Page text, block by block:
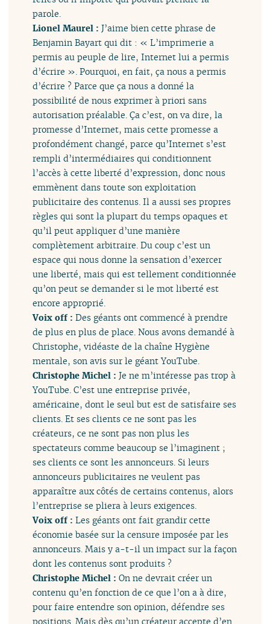
parole.
Lionel Maurel :J’aime bien cette phrase de
Benjamin Bayart qui dit : « L’imprimerie a
permis au peuple de lire, Internet lui a permis
d’écrire ». Pourquoi, en fait, ça nous a permis
d’écrire ? Parce que ça nous a donné la
possibilité de nous exprimer à priori sans
autorisation préalable. Ça c’est, on va dire, la
promesse d’Internet, mais cette promesse a
profondément changé, parce qu’Internet s’est
rempli d’intermédiaires qui conditionnent
l’accès à cette liberté d’expression, donc nous
emmènent dans toute son exploitation
publicitaire des contenus. Il a aussi ses propres
règles qui sont la plupart du temps opaques et
qu’il peut appliquer d’une manière
complètement arbitraire. Du coup c’est un
espace qui nous donne la sensation d’exercer
une liberté, mais qui est tellement conditionnée
qu’on peut se demander si le mot liberté est
encore approprié.
Voix off :Des géants ont commencé à prendre
de plus en plus de place. Nous avons demandé à
Christophe, vidéaste de la chaîne Hygiène
mentale, son avis sur le géant YouTube.
Christophe Michel :Je ne m’intéresse pas trop à
YouTube. C’est une entreprise privée,
américaine, dont le seul but est de satisfaire ses
clients. Et ses clients ce ne sont pas les
créateurs, ce ne sont pas non plus les
spectateurs comme beaucoup se l’imaginent ;
ses clients ce sont les annonceurs. Si leurs
annonceurs publicitaires ne veulent pas
apparaître aux côtés de certains contenus, alors
l’entreprise se pliera à leurs exigences.
Voix off :Les géants ont fait grandir cette
économie basée sur la censure imposée par les
annonceurs. Mais y a-t-il un impact sur la façon
dont les contenus sont produits ?
Christophe Michel :On ne devrait créer un
contenu qu’en fonction de ce que l’on a à dire,
pour faire entendre son opinion, défendre ses
positions. Mais dès qu’un créateur accepte d’en